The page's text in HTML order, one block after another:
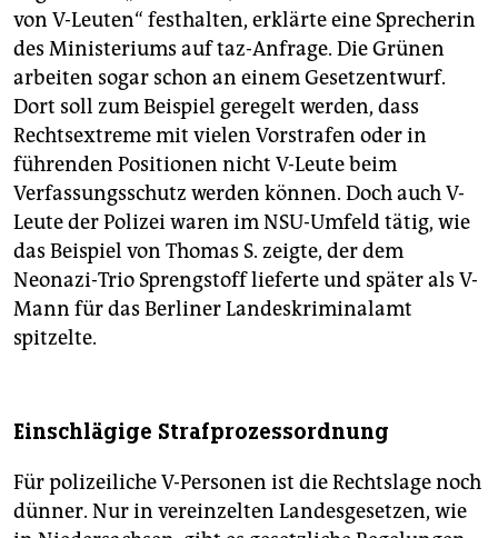
von V-Leuten“ festhalten, erklärte eine Sprecherin
des Ministeriums auf taz-Anfrage. Die Grünen
arbeiten sogar schon an einem Gesetzentwurf.
Dort soll zum Beispiel geregelt werden, dass
Rechtsextreme mit vielen Vorstrafen oder in
führenden Positionen nicht V-Leute beim
Verfassungsschutz werden können. Doch auch V-
Leute der Polizei waren im NSU-Umfeld tätig, wie
das Beispiel von Thomas S. zeigte, der dem
Neonazi-Trio Sprengstoff lieferte und später als V-
Mann für das Berliner Landeskriminalamt
spitzelte.
Einschlägige Strafprozessordnung
Für polizeiliche V-Personen ist die Rechtslage noch
dünner. Nur in vereinzelten Landesgesetzen, wie